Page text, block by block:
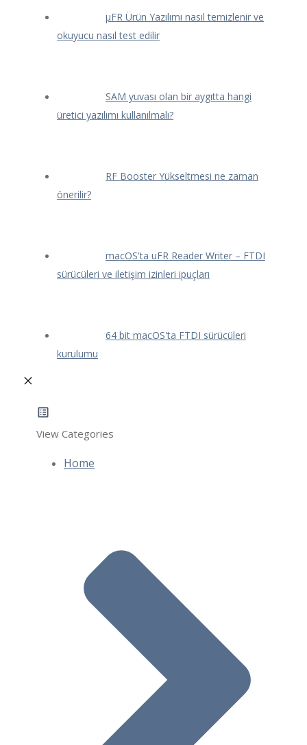
μFR Ürün Yazılımı nasıl temizlenir ve
okuyucu nasıl test edilir
SAM yuvası olan bir aygıtta hangi
üretici yazılımı kullanılmalı?
RF Booster Yükseltmesi ne zaman
önerilir?
macOS'ta uFR Reader Writer – FTDI
sürücüleri ve iletişim izinleri ipuçları
64 bit macOS'ta FTDI sürücüleri
kurulumu
View Categories
Home